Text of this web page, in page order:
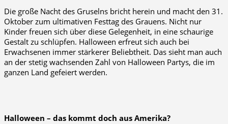
Die große Nacht des Gruselns bricht herein und macht den 31.
Oktober zum ultimativen Festtag des Grauens. Nicht nur
Kinder freuen sich über diese Gelegenheit, in eine schaurige
Gestalt zu schlüpfen. Halloween erfreut sich auch bei
Erwachsenen immer stärkerer Beliebtheit. Das sieht man auch
an der stetig wachsenden Zahl von Halloween Partys, die im
ganzen Land gefeiert werden.
Halloween – das kommt doch aus Amerika?